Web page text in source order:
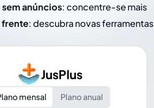
sem anúncios: concentre-se mais
frente: descubra novas ferramentas
JusPlus
mensal
Plano anual